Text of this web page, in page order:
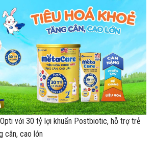
với 30 tỷ lợi khuẩn Postbiotic, hỗ trợ trẻ
cân, cao lớn